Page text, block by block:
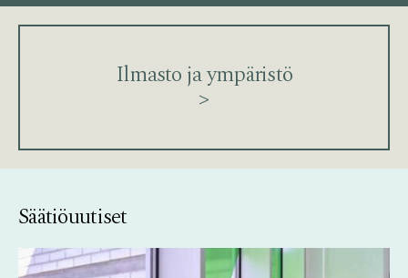
Ilmasto ja ympäristö
>
Säätiöuutiset